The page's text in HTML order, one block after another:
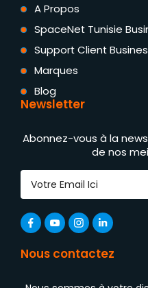
A Propos
SpaceNet Tunisie
Support Client
Marques
Blog
Newsletter
Abonnez-vous à la
de nos
Nous contactez